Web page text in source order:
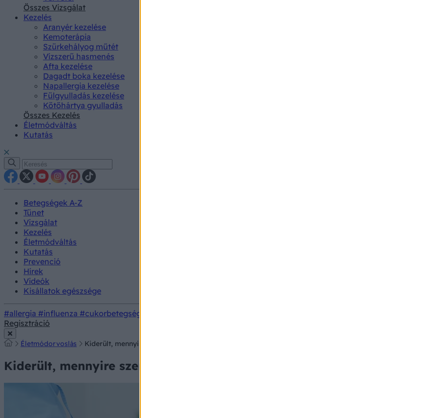
Összes Vizsgálat
Kezelés
Aranyér kezelése
Kemoterápia
Szürkehályog műtét
Vízszerű hasmenés
Afta kezelése
Dagadt boka kezelése
Napallergia kezelése
Fülgyulladás kezelése
Kötőhártya gyulladás
Összes Kezelés
Életmódváltás
Kutatás
Betegségek A-Z
Tünet
Vizsgálat
Kezelés
Életmódváltás
Kutatás
Prevenció
Hírek
Videók
Kisállatok egészsége
#allergia #influenza #cukorbetegség
Regisztráció
Életmódorvoslás Kiderült, mennyire szennyezettek a kórházi vécék! Ezért csukjuk le a tetőt
Kiderült, mennyire szennyezettek a kórházi vécék! Ezért csukjuk le a